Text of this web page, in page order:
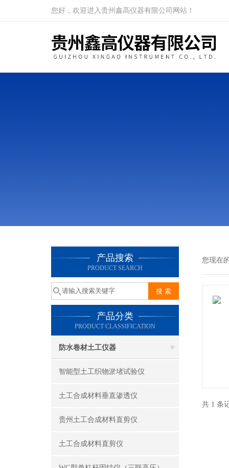
您好，欢迎进入贵州鑫高仪器有限公司网站！
产品搜索
PRODUCT SEARCH
产品分类
PRODUCT CLASSIFICATION
防水卷材土工仪器
智能型土工织物淤堵试验仪
土工合成材料垂直渗透仪
贵州土工合成材料直剪仪
土工合成材料直剪仪
您现在
共 1 条